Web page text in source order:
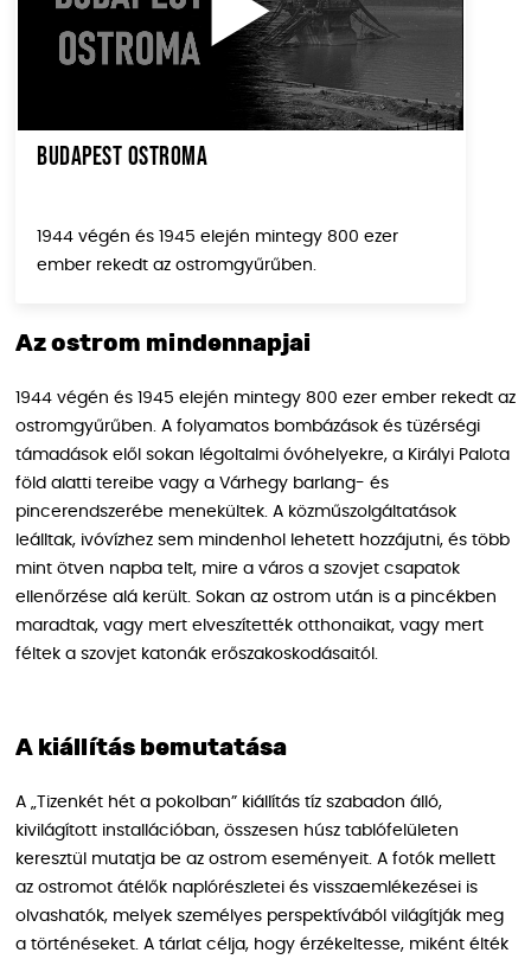
Budapest ostroma
1944 végén és 1945 elején mintegy 800 ezer
ember rekedt az ostromgyűrűben.
Az ostrom mindennapjai
1944 végén és 1945 elején mintegy 800 ezer ember rekedt az
ostromgyűrűben. A folyamatos bombázások és tüzérségi
támadások elől sokan légoltalmi óvóhelyekre, a Királyi Palota
föld alatti tereibe vagy a Várhegy barlang- és
pincerendszerébe menekültek. A közműszolgáltatások
leálltak, ivóvízhez sem mindenhol lehetett hozzájutni, és több
mint ötven napba telt, mire a város a szovjet csapatok
ellenőrzése alá került. Sokan az ostrom után is a pincékben
maradtak, vagy mert elveszítették otthonaikat, vagy mert
féltek a szovjet katonák erőszakoskodásaitól.
A kiállítás bemutatása
A „Tizenkét hét a pokolban” kiállítás tíz szabadon álló,
kivilágított installációban, összesen húsz tablófelületen
keresztül mutatja be az ostrom eseményeit. A fotók mellett
az ostromot átélők naplórészletei és visszaemlékezései is
olvashatók, melyek személyes perspektívából világítják meg
a történéseket. A tárlat célja, hogy érzékeltesse, miként élték